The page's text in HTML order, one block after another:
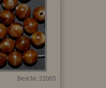
Best.Nr.:22065